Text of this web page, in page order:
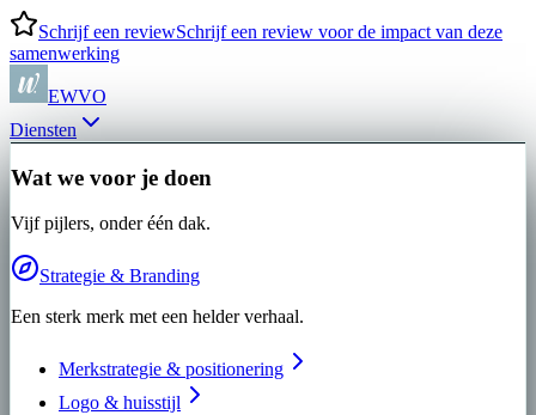
Schrijf een reviewSchrijf een review voor de impact van deze
samenwerking
EWVO
Diensten
Wat we voor je doen
Vijf pijlers, onder één dak.
Strategie & Branding
Een sterk merk met een helder verhaal.
Merkstrategie & positionering
Logo & huisstijl